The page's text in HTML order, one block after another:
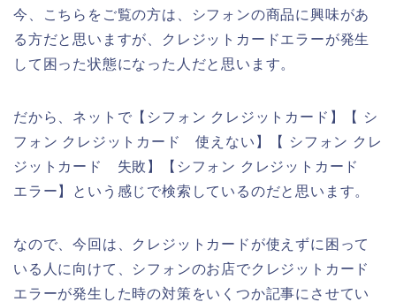
今、こちらをご覧の方は、シフォンの商品に興味があ
る方だと思いますが、クレジットカードエラーが発生
して困った状態になった人だと思います。
だから、ネットで【シフォン クレジットカード】【 シ
フォン クレジットカード 使えない】【 シフォン クレ
ジットカード 失敗】【シフォン クレジットカード
エラー】という感じで検索しているのだと思います。
なので、今回は、クレジットカードが使えずに困って
いる人に向けて、シフォンのお店でクレジットカード
エラーが発生した時の対策をいくつか記事にさせてい